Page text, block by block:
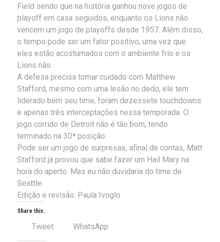
Field sendo que na história ganhou nove jogos de
playoff em casa seguidos, enquanto os Lions não
vencem um jogo de playoffs desde 1957. Além disso,
o tempo pode ser um fator positivo, uma vez que
eles estão acostumados com o ambiente frio e os
Lions não.
A defesa precisa tomar cuidado com Matthew
Stafford, mesmo com uma lesão no dedo, ele tem
liderado bem seu time, foram dezessete touchdowns
e apenas três interceptações nessa temporada. O
jogo corrido de Detroit não é tão bom, tendo
terminado na 30ª posição.
Pode ser um jogo de surpresas, afinal de contas, Matt
Stafford já provou que sabe fazer um Hail Mary na
hora do aperto. Mas eu não duvidaria do time de
Seattle.
Edição e revisão: Paula Ivoglo
Share this:
Tweet WhatsApp